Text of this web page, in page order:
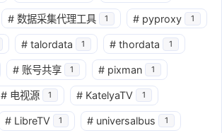
# 数据采集代理工具 1 # pyproxy 1
# talordata 1 # thordata 1
# 账号共享 1 # pixman 1
# 电视源 1 # KatelyaTV 1
# LibreTV 1 # universalbus 1